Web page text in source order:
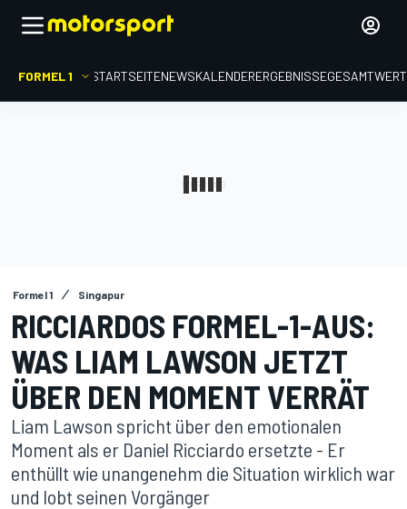
FORMEL 1 STARTSEITENEWSKALENDERERGEBNISSE
Formel 1 Singapur
RICCIARDOS FORMEL-1-AUS:
WAS LIAM LAWSON JETZT
ÜBER DEN MOMENT VERRÄT
Liam Lawson spricht über den emotionalen
Moment als er Daniel Ricciardo ersetzte - Er
enthüllt wie unangenehm die Situation wirklich war
und lobt seinen Vorgänger